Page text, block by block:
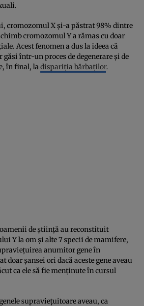
cromozomul X şi-a păstrat 98% dintre
cromozomul Y a rămas cu doar
Acest fenomen a dus la ideea că
găsi într-un proces de degenerare şi de
în final, la dispariţia bărbaţilor.
de ştiinţă au reconstituit
Y la om şi alte 7 specii de mamifere,
anumitor gene în
doar şansei ori dacă aceste gene aveau
ca ele să fie menţinute în cursul
supravieţuitoare aveau, ca